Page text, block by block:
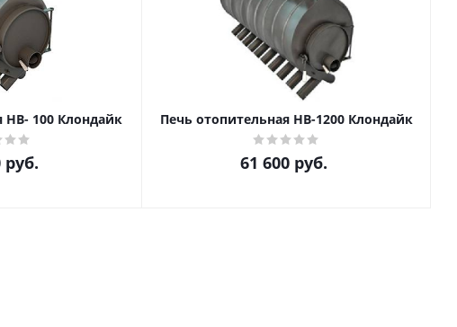
НВ- 100 Клондайк
руб.
Печь отопительная НВ-1200 Клондайк
61 600руб.